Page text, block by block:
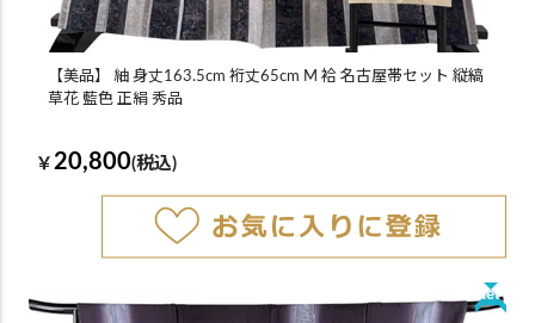
【美品】 紬 身丈163.5cm 裄丈65cm M 袷 名古屋帯セット 縦縞
草花 藍色 正絹 秀品
￥ 20,800(税込)
New